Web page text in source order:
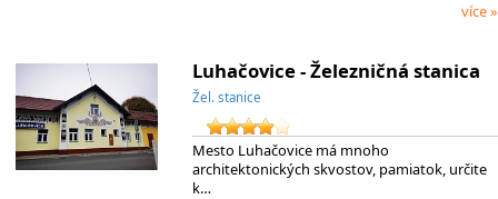
více »
Luhačovice - Železničná stanica
Žel. stanice
Mesto Luhačovice má mnoho
architektonických skvostov, pamiatok, určite
k…